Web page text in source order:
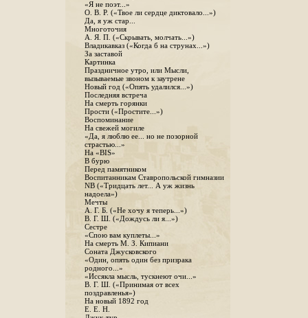
«Я не поэт...»
О. В. Р. («Твое ли сердце диктовало...»)
Да, я уж стар...
Многоточия
А. Я. П. («Скрывать, молчать...»)
Владикавказ («Когда б на струнах...»)
За заставой
Картинка
Праздничное утро, или Мысли,
вызываемые звоном к заутрене
Новый год («Опять удалился...»)
Последняя встреча
На смерть горянки
Прости («Простите...»)
Воспоминание
На свежей могиле
«Да, я люблю ее... но не позорной
страстью...»
На «BIS»
В бурю
Перед памятником
Воспитанникам Ставропольской гимназии
NB («Тридцать лет... А уж жизнь
надоела»)
Мечты
А. Г. Б. («Не хочу я теперь...»)
В. Г. Ш. («Дождусь ли я...»)
Сестре
«Спою вам куплеты...»
На смерть М. З. Кипиани
Соната Джусковского
«Один, опять один без призрака
родного...»
«Иссякла мысль, тускнеют очи...»
В. Г. Ш. («Принимая от всех
поздравленья»)
На новый 1892 год
Е. Е. Н.